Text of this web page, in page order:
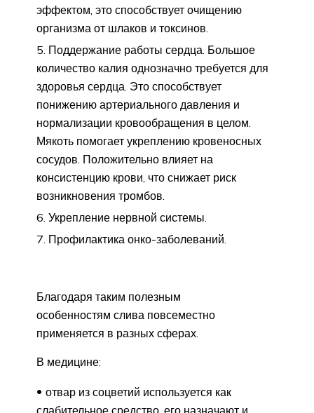
эффектом, это способствует очищению
организма от шлаков и токсинов.
Поддержание работы сердца. Большое
количество калия однозначно требуется для
здоровья сердца. Это способствует
понижению артериального давления и
нормализации кровообращения в целом.
Мякоть помогает укреплению кровеносных
сосудов. Положительно влияет на
консистенцию крови, что снижает риск
возникновения тромбов.
Укрепление нервной системы.
Профилактика онко-заболеваний.
Благодаря таким полезным
особенностям слива повсеместно
применяется в разных сферах.
В медицине:
отвар из соцветий используется как